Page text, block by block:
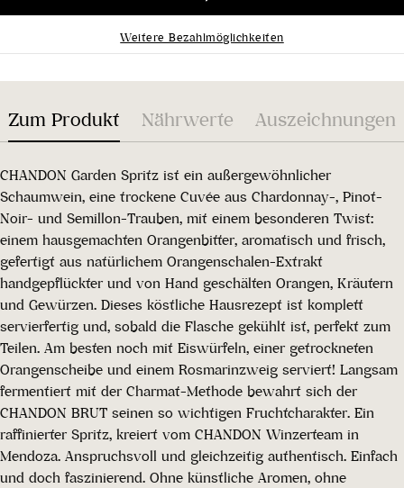
Weitere Bezahlmöglichkeiten
Zum Produkt Nährwerte Auszeichnungen
CHANDON Garden Spritz ist ein außergewöhnlicher
Schaumwein, eine trockene Cuvée aus Chardonnay-, Pinot-
Noir- und Semillon-Trauben, mit einem besonderen Twist:
einem hausgemachten Orangenbitter, aromatisch und frisch,
gefertigt aus natürlichem Orangenschalen-Extrakt
handgepflückter und von Hand geschälten Orangen, Kräutern
und Gewürzen. Dieses köstliche Hausrezept ist komplett
servierfertig und, sobald die Flasche gekühlt ist, perfekt zum
Teilen. Am besten noch mit Eiswürfeln, einer getrockneten
Orangenscheibe und einem Rosmarinzweig serviert! Langsam
fermentiert mit der Charmat-Methode bewahrt sich der
CHANDON BRUT seinen so wichtigen Fruchtcharakter. Ein
raffinierter Spritz, kreiert vom CHANDON Winzerteam in
Mendoza. Anspruchsvoll und gleichzeitig authentisch. Einfach
und doch faszinierend. Ohne künstliche Aromen, ohne